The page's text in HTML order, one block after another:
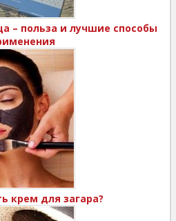
– польза и лучшие способы
крем для загара?